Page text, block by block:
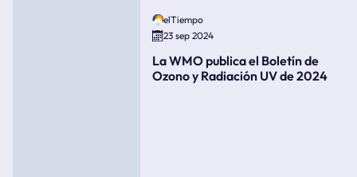
elTiempo
23 sep 2024
La WMO publica el Boletín de
Ozono y Radiación UV de 2024